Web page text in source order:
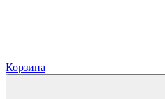
Корзина